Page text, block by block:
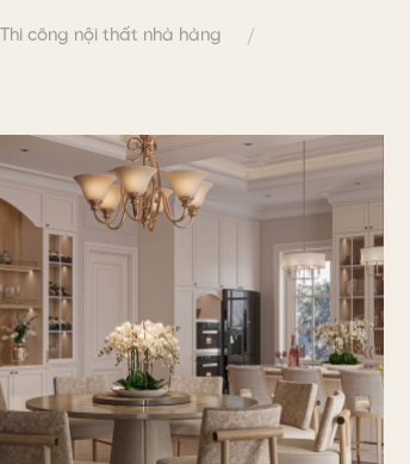
Thi công nội thất nhà hàng